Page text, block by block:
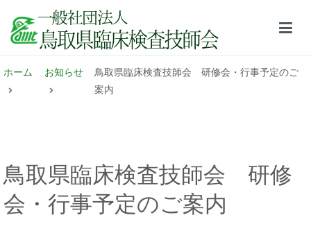
ホーム お知らせ
鳥取県臨床検査技師会 研修会・行事予定のご
案内
鳥取県臨床検査技師会 研修
会・行事予定のご案内